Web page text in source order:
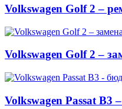
Volkswagen Golf 2 –
Volkswagen Golf 2 –
Volkswagen Passat B3